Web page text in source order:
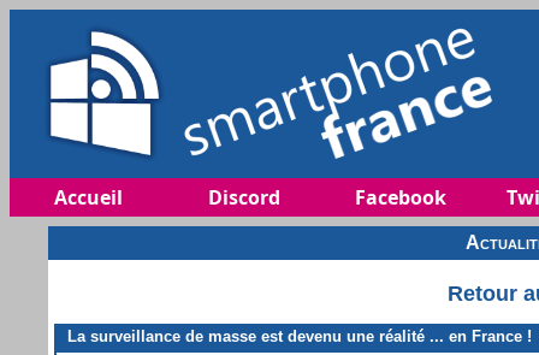
Accueil Discord Facebook
Retour
La surveillance de masse est devenu une réalité ... en France !